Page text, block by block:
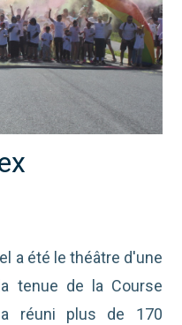
a été le théâtre d'une
tenue de la Course
réuni plus de 170